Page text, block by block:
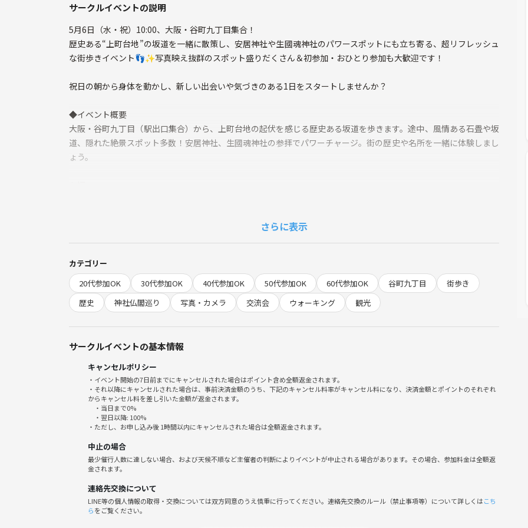
サークルイベントの説明
5月6日（水・祝）10:00、大阪・谷町九丁目集合！
歴史ある“上町台地”の坂道を一緒に散策し、安居神社や生國魂神社のパワースポットにも立ち寄る、超リフレッシュ
な街歩きイベント👣✨写真映え抜群のスポット盛りだくさん＆初参加・おひとり参加も大歓迎です！
祝日の朝から身体を動かし、新しい出会いや気づきのある1日をスタートしませんか？
◆イベント概要
大阪・谷町九丁目（駅出口集合）から、上町台地の起伏を感じる歴史ある坂道を歩きます。途中、風情ある石畳や坂
道、隠れた絶景スポット多数！安居神社、生國魂神社の参拝でパワーチャージ。街の歴史や名所を一緒に体験しまし
ょう。
・口縄坂（くちなわざか）：坂の起伏が「口縄（ヘビ）」のように見えることからこの名がついたと言われていま
・愛染坂（あいぜんざか）：坂の上にある「愛染さん」こと勝鬘院（愛染堂）にちなんでいます。
・清水坂（きよみずざか）：かつての名水「清水」が湧き出ていた清水寺へ続く坂道です。
・天神坂（てんじんざか）：安居天満宮（安居神社）へ通じる坂です。ここには「安井の清水」と呼ばれる名水跡が
あります。
・逢坂（おうさか）：国道25号線の一部となっている緩やかな坂。四天王寺の西門へと続いています
・街歩きや歴史好きな友達が欲しい
・大阪のローカル再発見・絶景スポット巡りが好き
・おひとり参加がほとんどで安心（なんと9割！）
・季節感ある写真や思い出が作りたい方
・祝日の朝を健康的＆有意義に使いたい方
◆当日の流れ
・10:00 谷町九丁目駅集合（スタッフが明るくお迎えします）
・自己紹介＆街歩き開始
・生國魂神社で参拝＆歴史トーク！
・天王寺七坂の石畳＆絶景撮影スポットで写真タイム
さらに表示
カテゴリー
20代参加OK
30代参加OK 40代参加OK 50代参加OK 60代参加OK 谷町九丁目
街歩き
歴史
神社仏閣巡り 写真・カメラ 交流会 ウォーキング 観光
サークルイベントの基本情報
キャンセルポリシー
・イベント開始の7日前までにキャンセルされた場合はポイント含め全額返金されます。
・それ以降にキャンセルされた場合は、事前決済金額のうち、下記のキャンセル料率がキャンセル料になり、決済金額とポイントのそれぞれ
からキャンセル料を差し引いた金額が返金されます。
・当日まで0%
・翌日以降: 100%
・ただし、お申し込み後 1時間以内にキャンセルされた場合は全額返金されます。
中止の場合
最少催行人数に達しない場合、および天候不順など主催者の判断によりイベントが中止される場合があります。その場合、参加料金は全額返
金されます。
連絡先交換について
LINE等の個人情報の取得・交換については双方同意のうえ慎重に行ってください。連絡先交換のルール（禁止事項等）について詳しくはこち
らをご覧ください。